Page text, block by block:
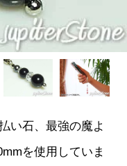
い石、最強の魔よ
を使用していま